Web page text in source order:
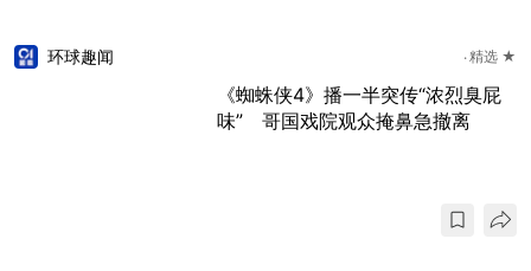
环球趣闻 精选 ★
《蜘蛛侠4》播一半突传“浓烈臭屁
味” 哥国戏院观众掩鼻急撤离